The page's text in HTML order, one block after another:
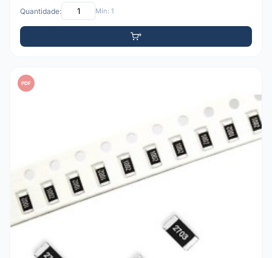
Quantidade: Mín: 1
PDF